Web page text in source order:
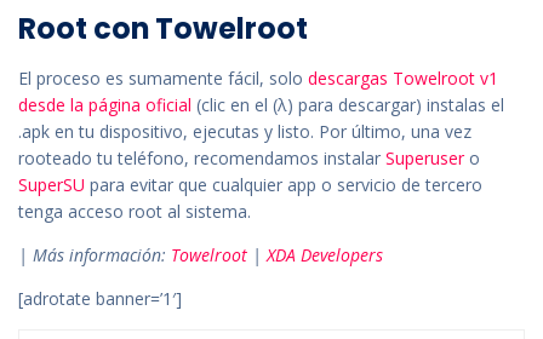
Root con Towelroot
El proceso es sumamente fácil, solo descargas Towelroot v1
desde la página oficial (clic en el (λ) para descargar) instalas el
.apk en tu dispositivo, ejecutas y listo. Por último, una vez
rooteado tu teléfono, recomendamos instalar Superusero
SuperSU para evitar que cualquier app o servicio de tercero
tenga acceso root al sistema.
| Más información: Towelroot |XDA Developers
[adrotate banner=’1′]